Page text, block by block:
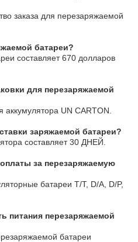
заказа для перезаряжаемой
батареи?
составляет 670 долларов
для перезаряжаемой
аккумулятора UN CARTON.
заряжаемой батареи?
составляет 30 ДНЕЙ.
за перезаряжаемую
батареи T/T, D/A, D/P,
питания перезаряжаемой
батареи